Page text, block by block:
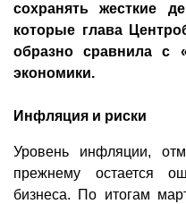
сохранять жесткие
которые глава
образно сравнила с
экономики.
Инфляция и риски
Уровень инфляции,
прежнему остается
бизнеса. По итогам